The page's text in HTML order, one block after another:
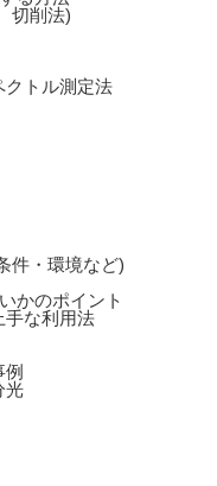
削法)
クトル測定法
件・環境など)
かのポイント
手な利用法
例
光